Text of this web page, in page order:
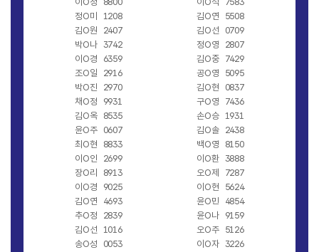
정O미
1208 김O연
5508
김O원
2407 김O선
0709
박O나 3742 정O영
2807
이O경
6359 김O중
7429
조O일
2916 공O영
5095
박O진
2970 김O현
0837
채O정
9931 구O영
7436
김O옥
8535 손O승
1931
윤O주
0607 김O솔
2438
최O현
8833 백O영
8150
이O인
2699 이O환 3888
장O리
8913 오O제
7287
이O경
9025 이O현
5624
김O연
4693 윤O민
4854
추O정
2839 윤O나
9159
김O선
1016 오O주
5126
송O성
0053 이O자 3226